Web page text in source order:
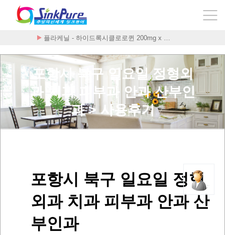
플라케닐 - 하이드록시클로로퀸 200mg x …
포항시 북구 일요일 정형외
과 치과 피부과 안과 산부인
과 > 사용후기
포항시 북구 일요일 정형
외과 치과 피부과 안과 산
부인과